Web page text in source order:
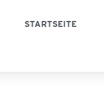
STARTSEITE